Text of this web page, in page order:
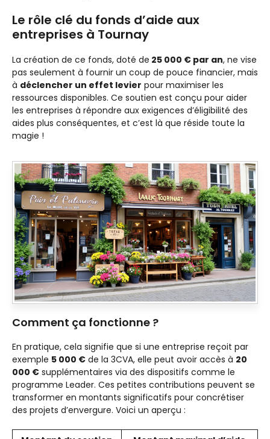
Le rôle clé du fonds d’aide aux
entreprises à Tournay
La création de ce fonds, doté de 25 000 € par an, ne vise
pas seulement à fournir un coup de pouce financier, mais
à déclencher un effet levier pour maximiser les
ressources disponibles. Ce soutien est conçu pour aider
les entreprises à répondre aux exigences d’éligibilité des
aides plus conséquentes, et c’est là que réside toute la
magie !
Comment ça fonctionne ?
En pratique, cela signifie que si une entreprise reçoit par
exemple 5 000 € de la 3CVA, elle peut avoir accès à 20
000 € supplémentaires via des dispositifs comme le
programme Leader. Ces petites contributions peuvent se
transformer en montants significatifs pour concrétiser
des projets d’envergure. Voici un aperçu :